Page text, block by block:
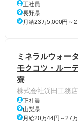
正社員
長野県
月給23万5,000円～
ミネラルウォー
モクコツ・ルー
寮
株式会社浜田工務店
正社員
山梨県
月給20万44円～27